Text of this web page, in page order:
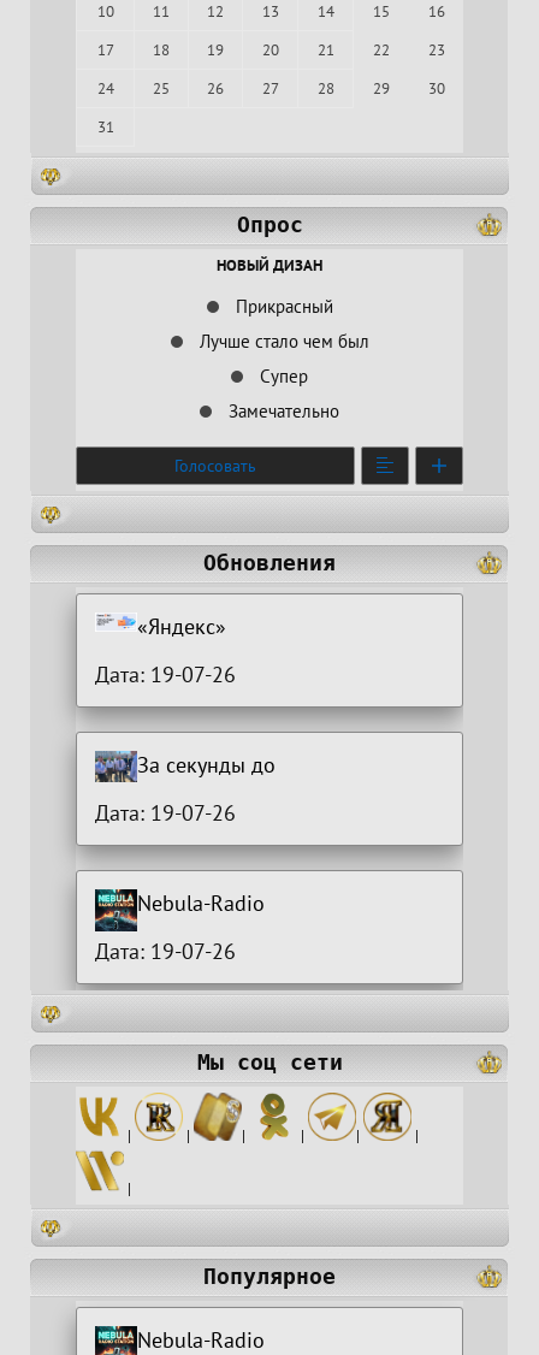
10
11 12 13 14 15
16
17
18 19 20 21 22
23
24
25 26 27 28 29
30
31
Опрос
НОВЫЙ ДИЗАН
Прикрасный
Лучше стало чем был
Супер
Замечательно
Голосовать
Обновления
«Яндекс»
Дата: 19-07-26
За секунды до
Дата: 19-07-26
Nebula-Radio
Дата: 19-07-26
Мы соц сети
| | | | | |
|
Популярное
Nebula-Radio